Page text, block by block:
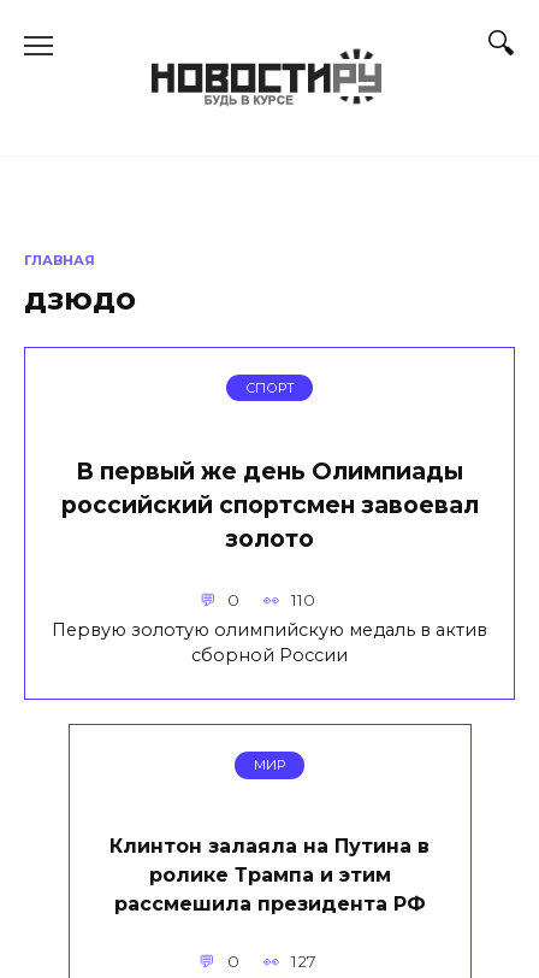
ГЛАВНАЯ
дзюдо
СПОРТ
В первый же день Олимпиады
российский спортсмен завоевал
золото
0 110
Первую золотую олимпийскую медаль в актив
сборной России
МИР
Клинтон залаяла на Путина в
ролике Трампа и этим
рассмешила президента РФ
0 127